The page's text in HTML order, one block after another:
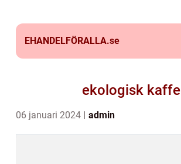
EHANDELFÖRALLA.se
ekologisk kaffe
06 januari 2024 admin